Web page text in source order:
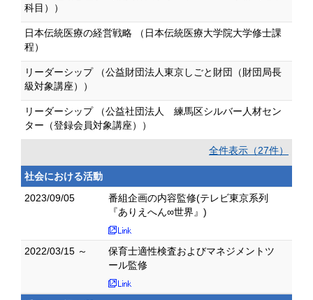
科目））
日本伝統医療の経営戦略 （日本伝統医療大学院大学修士課
程）
リーダーシップ （公益財団法人東京しごと財団（財団局長
級対象講座））
リーダーシップ （公益社団法人 練馬区シルバー人材セン
ター（登録会員対象講座））
全件表示（27件）
社会における活動
2023/09/05
番組企画の内容監修(テレビ東京系列
『ありえへん∞世界』)
2022/03/15 ～
保育士適性検査およびマネジメントツ
ール監修